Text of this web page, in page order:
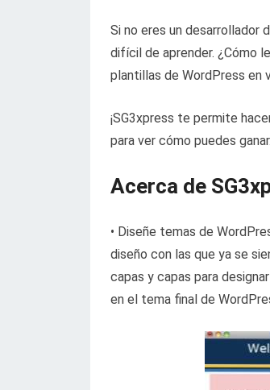
Si no eres un desarrollador
difícil de aprender. ¿Cómo
plantillas de WordPress en
¡SG3xpress te permite
para ver cómo puedes ganar.
Acerca de
• Diseñe temas de
diseño con las que ya se
capas y capas para
en el tema final de